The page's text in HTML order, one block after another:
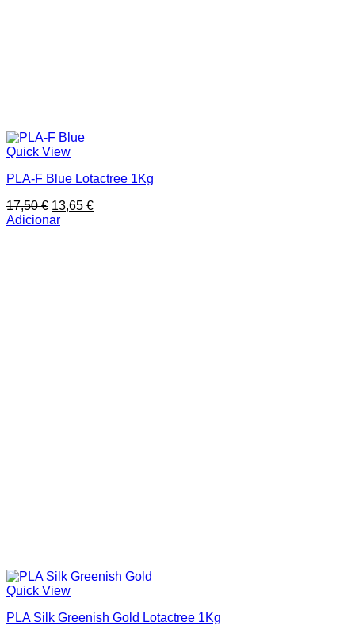
Quick View
PLA-F Blue Lotactree 1Kg
17,50€ O
preço
13,65 €O
Adicionar
Quick View
PLA Silk Greenish Gold Lotactree 1Kg